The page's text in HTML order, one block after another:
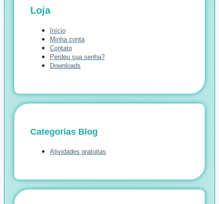
Loja
Início
Minha conta
Contato
Perdeu sua senha?
Downloads
Categorias Blog
Atividades gratuitas